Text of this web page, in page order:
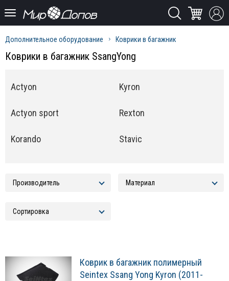
Дополнительное оборудование Коврики в багажник
Коврики в багажник SsangYong
Actyon
Actyon sport
Korando
Kyron
Rexton
Stavic
Коврик в багажник полимерный
Seintex Ssang Yong Kyron (2011-